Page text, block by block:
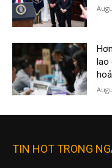
lao
TIN HOT TRONG